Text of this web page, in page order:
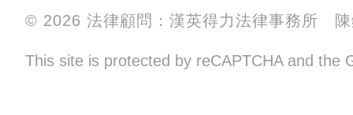
© 2026 法律顧問：漢英得力法律事務所 陳
This site is protected by reCAPTCHA and the